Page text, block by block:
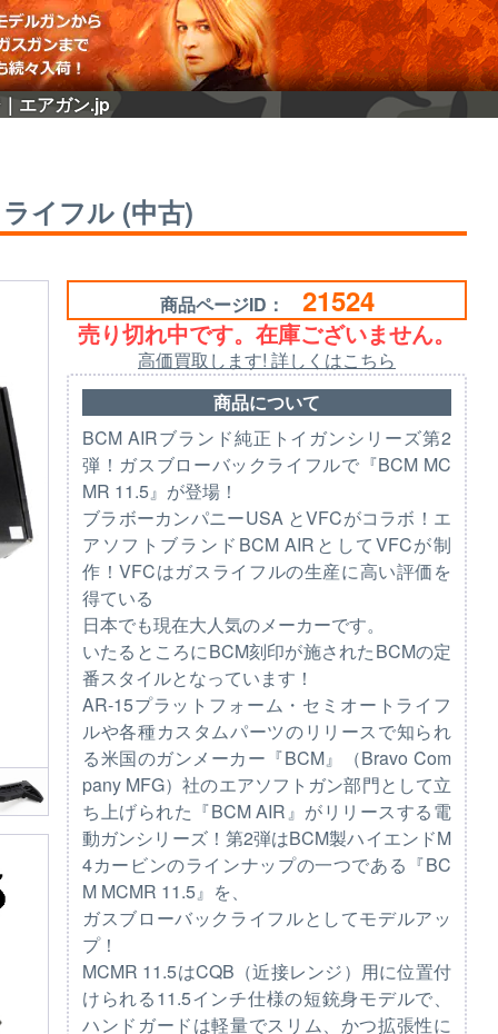
エアガン.jp
イフル (中古)
商品ページID： 21524
売り切れ中です。在庫ございません。
高価買取します! 詳しくはこちら
商品について
BCM AIRブランド純正トイガンシリーズ第2
弾！ガスブローバックライフルで『BCM MC
MR 11.5』が登場！
ブラボーカンパニーUSA とVFCがコラボ！エ
アソフトブランドBCM AIRとしてVFCが制
作！VFCはガスライフルの生産に高い評価を
得ている
日本でも現在大人気のメーカーです。
いたるところにBCM刻印が施されたBCMの定
番スタイルとなっています！
AR-15プラットフォーム・セミオートライフ
ルや各種カスタムパーツのリリースで知られ
る米国のガンメーカー『BCM』（Bravo Com
pany MFG）社のエアソフトガン部門として立
ち上げられた『BCM AIR』がリリースする電
動ガンシリーズ！第2弾はBCM製ハイエンドM
4カービンのラインナップの一つである『BC
M MCMR 11.5』を、
ガスブローバックライフルとしてモデルアッ
プ！
MCMR 11.5はCQB（近接レンジ）用に位置付
けられる11.5インチ仕様の短銃身モデルで、
ハンドガードは軽量でスリム、かつ拡張性に